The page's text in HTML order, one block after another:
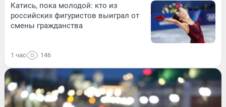
Катись, пока молодой: кто из
российских фигуристов выиграл от
смены гражданства
1 час 146